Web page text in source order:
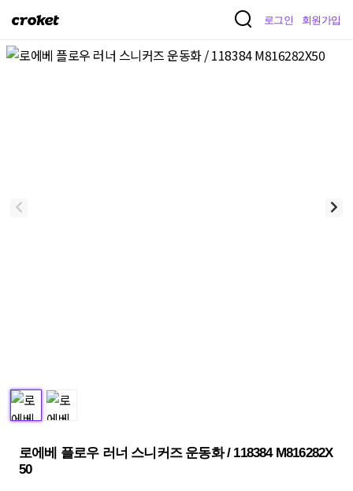
크
켓
로그인 회원가입
로에베 플로우 러너 스니커즈 운동화 / 118384 M816282X
50